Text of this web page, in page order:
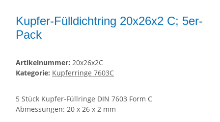
Kupfer-Fülldichtring 20x26x2 C; 5er-
Pack
Artikelnummer: 20x26x2C
Kategorie: Kupferringe 7603C
5 Stück Kupfer-Füllringe DIN 7603 Form C
Abmessungen: 20 x 26 x 2 mm